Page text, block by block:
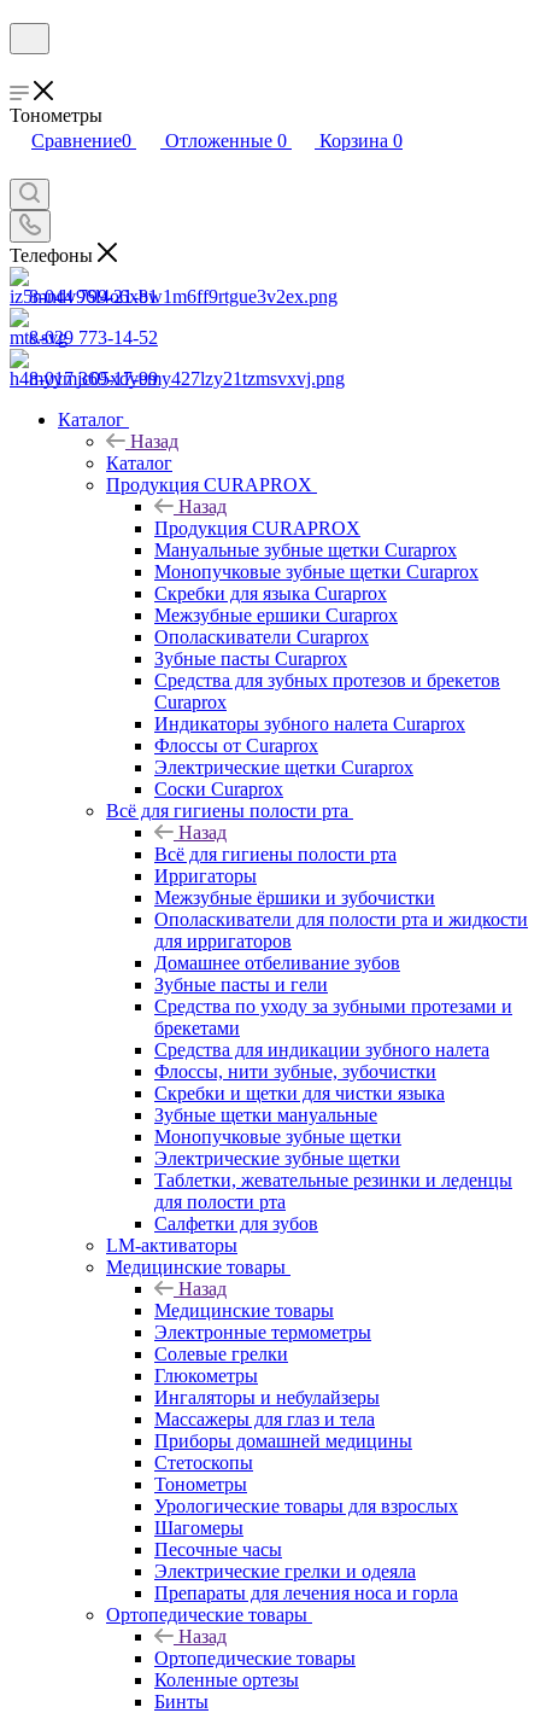
Тонометры
Сравнение0 Отложенные 0 Корзина 0
Телефоны
8-044 799-21-81
8-029 773-14-52
8-017 369-17-99
Каталог
Назад
Каталог
Продукция CURAPROX
Назад
Продукция CURAPROX
Мануальные зубные щетки Curaprox
Монопучковые зубные щетки Curaprox
Скребки для языка Curaprox
Межзубные ершики Curaprox
Ополаскиватели Curaprox
Зубные пасты Curaprox
Средства для зубных протезов и брекетов
Curaprox
Индикаторы зубного налета Curaprox
Флоссы от Curaprox
Электрические щетки Curaprox
Соски Curaprox
Всё для гигиены полости рта
Назад
Всё для гигиены полости рта
Ирригаторы
Межзубные ёршики и зубочистки
Ополаскиватели для полости рта и жидкости
для ирригаторов
Домашнее отбеливание зубов
Зубные пасты и гели
Средства по уходу за зубными протезами и
брекетами
Средства для индикации зубного налета
Флоссы, нити зубные, зубочистки
Скребки и щетки для чистки языка
Зубные щетки мануальные
Монопучковые зубные щетки
Электрические зубные щетки
Таблетки, жевательные резинки и леденцы
для полости рта
Салфетки для зубов
LM-активаторы
Медицинские товары
Назад
Медицинские товары
Электронные термометры
Cолевые грелки
Глюкометры
Ингаляторы и небулайзеры
Массажеры для глаз и тела
Приборы домашней медицины
Стетоскопы
Тонометры
Урологические товары для взрослых
Шагомеры
Песочные часы
Электрические грелки и одеяла
Препараты для лечения носа и горла
Ортопедические товары
Назад
Ортопедические товары
Коленные ортезы
Бинты